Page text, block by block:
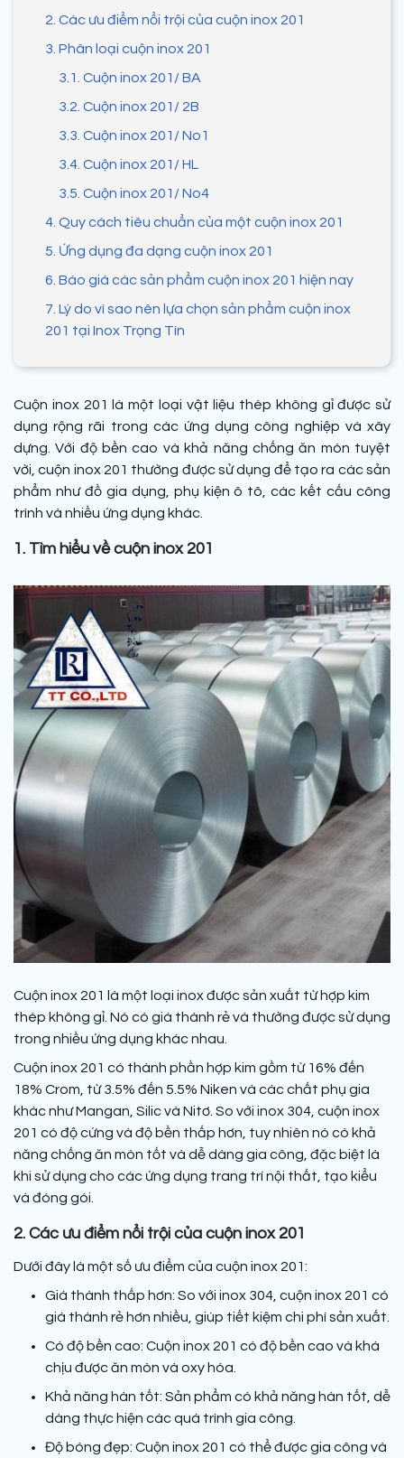
2. Các ưu điểm nổi trội của cuộn inox 201
3. Phân loại cuộn inox 201
3.1. Cuộn inox 201/ BA
3.2. Cuộn inox 201/ 2B
3.3. Cuộn inox 201/ No1
3.4. Cuộn inox 201/ HL
3.5. Cuộn inox 201/ No4
4. Quy cách tiêu chuẩn của một cuộn inox 201
5. Ứng dụng đa dạng cuộn inox 201
6. Báo giá các sản phẩm cuộn inox 201 hiện nay
7. Lý do vì sao nên lựa chọn sản phẩm cuộn inox
201 tại Inox Trọng Tín
Cuộn inox 201 là một loại vật liệu thép không gỉ được sử
dụng rộng rãi trong các ứng dụng công nghiệp và xây
dựng. Với độ bền cao và khả năng chống ăn mòn tuyệt
vời, cuộn inox 201 thường được sử dụng để tạo ra các sản
phẩm như đồ gia dụng, phụ kiện ô tô, các kết cấu công
trình và nhiều ứng dụng khác.
1. Tìm hiểu về cuộn inox 201
Cuộn inox 201 là một loại inox được sản xuất từ hợp kim
thép không gỉ. Nó có giá thành rẻ và thường được sử dụng
trong nhiều ứng dụng khác nhau.
Cuộn inox 201 có thành phần hợp kim gồm từ 16% đến
18% Crom, từ 3.5% đến 5.5% Niken và các chất phụ gia
khác như Mangan, Silic và Nitơ. So với inox 304, cuộn inox
201 có độ cứng và độ bền thấp hơn, tuy nhiên nó có khả
năng chống ăn mòn tốt và dễ dàng gia công, đặc biệt là
khi sử dụng cho các ứng dụng trang trí nội thất, tạo kiểu
và đóng gói.
2. Các ưu điểm nổi trội của cuộn inox 201
Dưới đây là một số ưu điểm của cuộn inox 201:
Giá thành thấp hơn: So với inox 304, cuộn inox 201 có
giá thành rẻ hơn nhiều, giúp tiết kiệm chi phí sản xuất.
Có độ bền cao: Cuộn inox 201 có độ bền cao và khá
chịu được ăn mòn và oxy hóa.
Khả năng hàn tốt: Sản phẩm có khả năng hàn tốt, dễ
dàng thực hiện các quá trình gia công.
Độ bóng đẹp: Cuộn inox 201 có thể được gia công và